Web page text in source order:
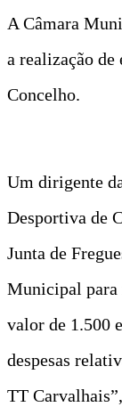
A Câmara
a realização de
Concelho.
Um dirigente
Desportiva de
Junta de
Municipal para
valor de 1.500
despesas
TT